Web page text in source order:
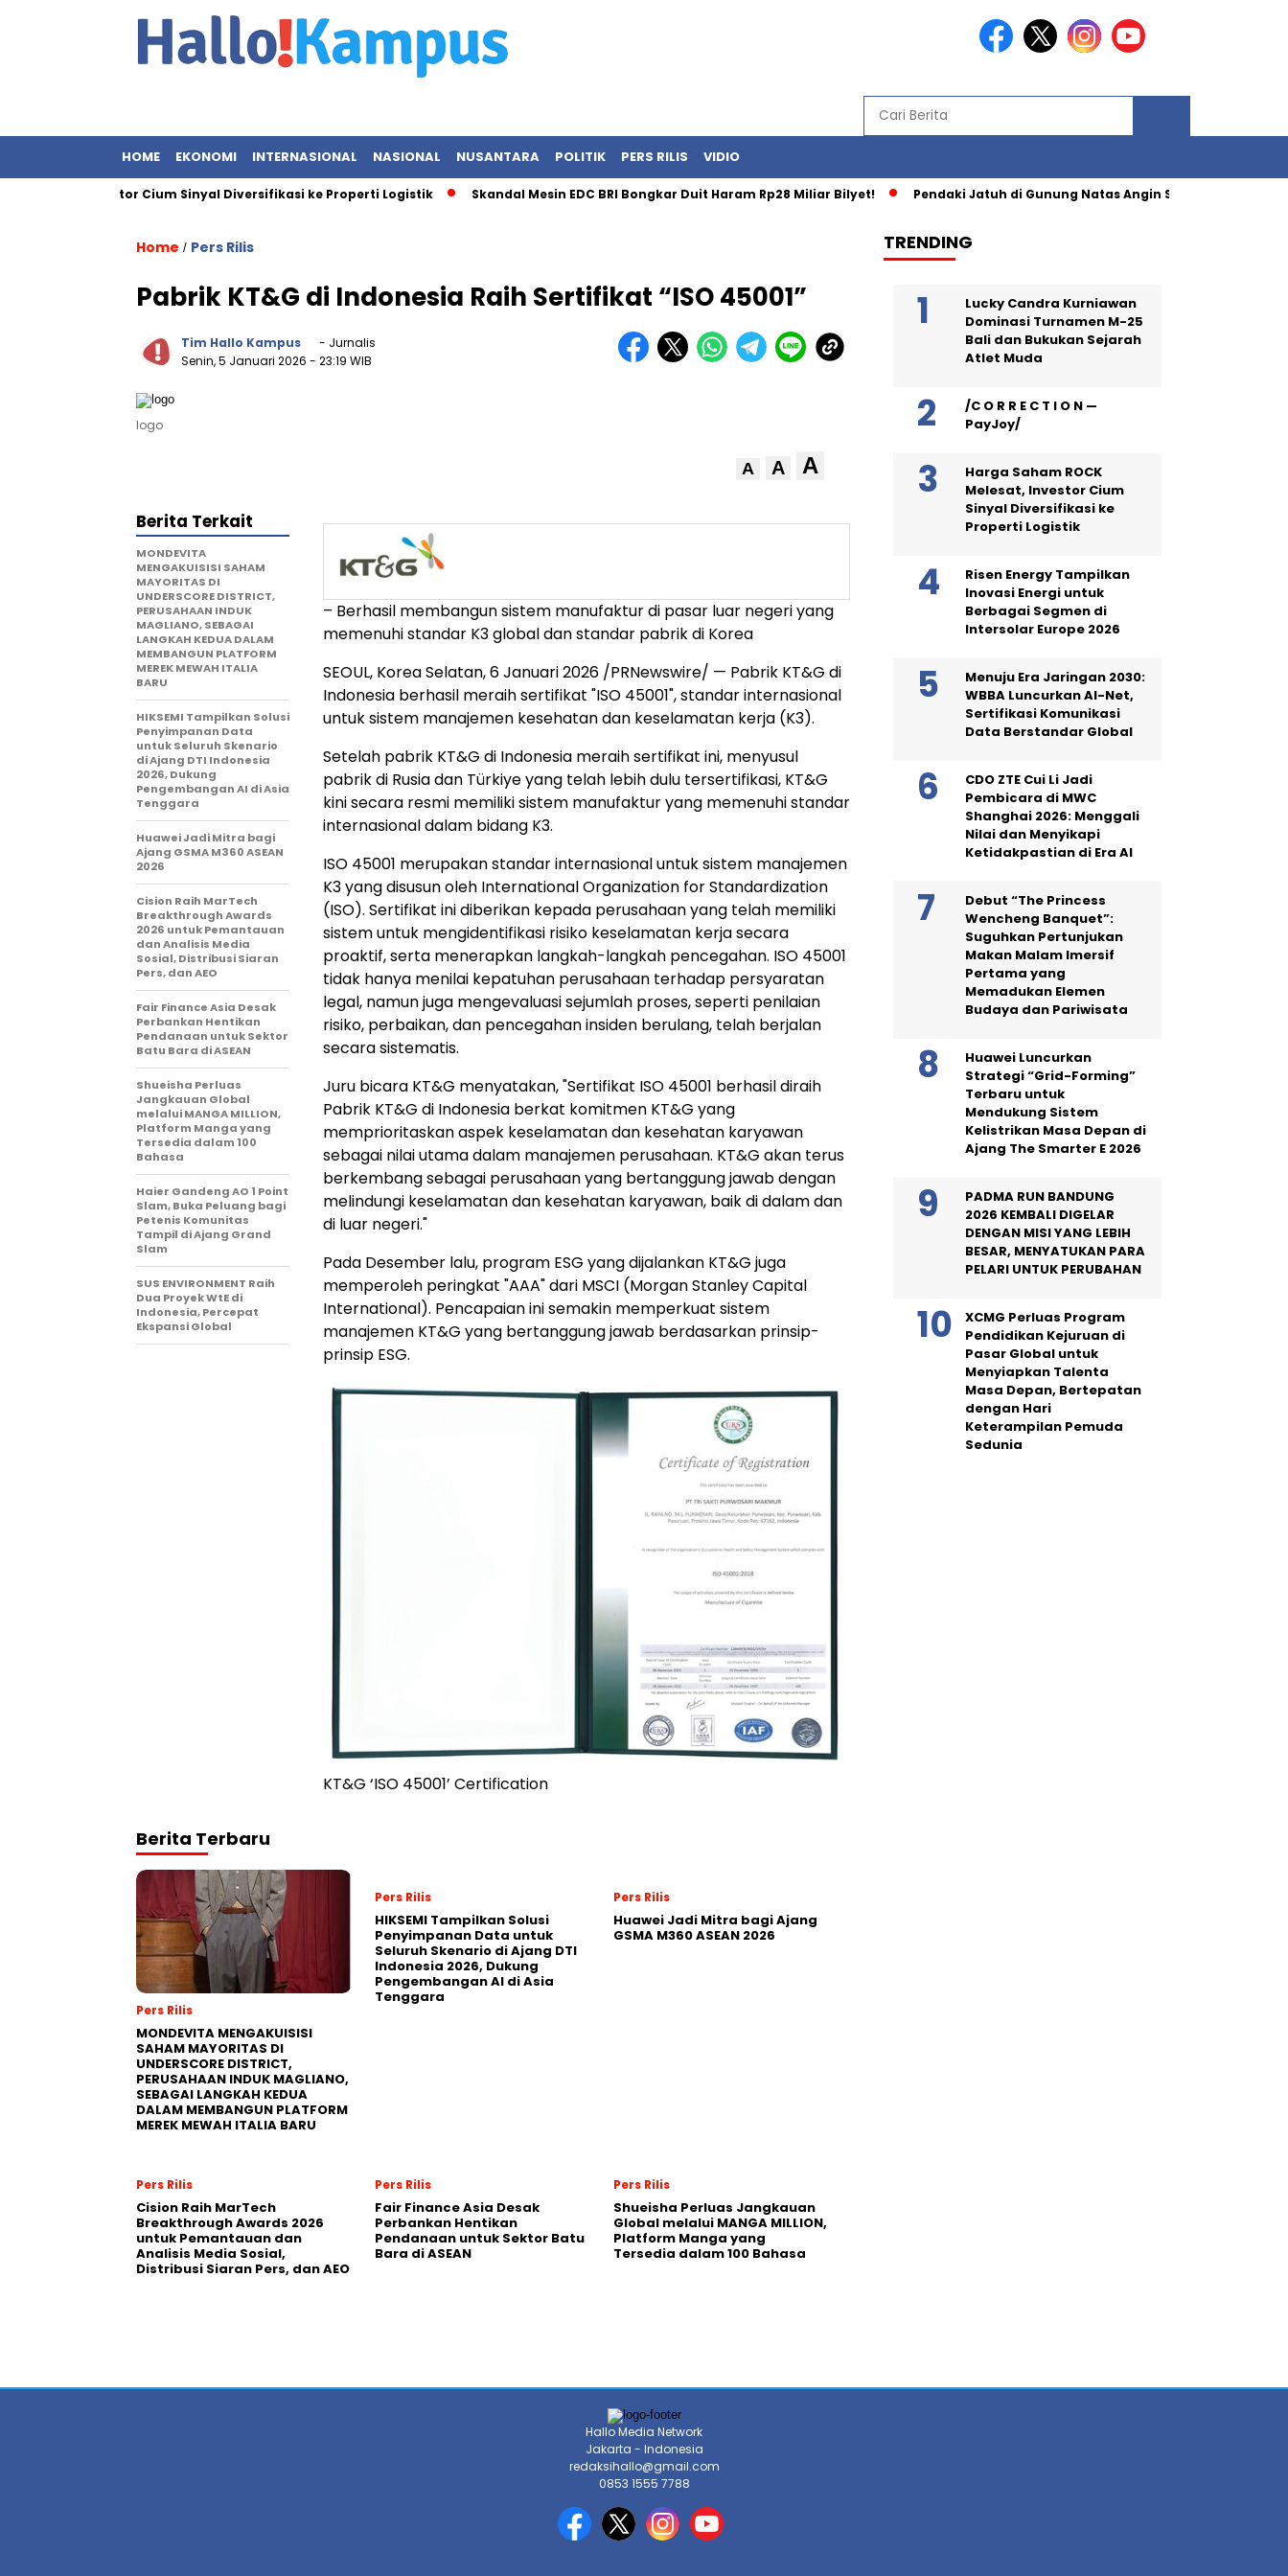
HOME EKONOMI INTERNASIONAL NASIONAL NUSANTARA POLITIK PERS RILIS VIDIO
Melesat, Investor Cium Sinyal Diversifikasi ke Properti Logistik Skandal Mesin EDC BRI Bongkar Duit Haram Rp28 Miliar Bilyet! Pendaki Jatuh di Gunung Natas Angin Saat Turun Lewat
Home / Pers Rilis
Pabrik KT&G di Indonesia Raih Sertifikat “ISO 45001”
Tim Hallo Kampus
- Jurnalis
Senin, 5 Januari 2026 - 23:19 WIB
logo
A A A
– Berhasil membangun sistem manufaktur di pasar luar negeri yang
memenuhi standar K3 global dan standar pabrik di Korea
SEOUL, KoreaSelatan,6 Januari 2026 /PRNewswire/ — Pabrik KT&G di
Indonesia berhasil meraih sertifikat "ISO 45001", standar internasional
untuk sistem manajemen kesehatan dan keselamatan kerja (K3).
Setelah pabrik KT&G di Indonesia meraih sertifikat ini, menyusul
pabrik di Rusia dan Türkiye yang telah lebih dulu tersertifikasi, KT&G
kini secara resmi memiliki sistem manufaktur yang memenuhi standar
internasional dalam bidang K3.
ISO 45001 merupakan standar internasional untuk sistem manajemen
K3 yang disusun oleh International Organization for Standardization
(ISO). Sertifikat ini diberikan kepada perusahaan yang telah memiliki
sistem untuk mengidentifikasi risiko keselamatan kerja secara
proaktif, serta menerapkan langkah-langkah pencegahan. ISO 45001
tidak hanya menilai kepatuhan perusahaan terhadap persyaratan
legal, namun juga mengevaluasi sejumlah proses, seperti penilaian
risiko, perbaikan, dan pencegahan insiden berulang, telah berjalan
secara sistematis.
Juru bicara KT&G menyatakan, "Sertifikat ISO 45001 berhasil diraih
Pabrik KT&G di Indonesia berkat komitmen KT&G yang
memprioritaskan aspek keselamatan dan kesehatan karyawan
sebagai nilai utama dalam manajemen perusahaan. KT&G akan terus
berkembang sebagai perusahaan yang bertanggung jawab dengan
melindungi keselamatan dan kesehatan karyawan, baik di dalam dan
di luar negeri."
Pada Desember lalu, program ESG yang dijalankan KT&G juga
memperoleh peringkat "AAA" dari MSCI (Morgan Stanley Capital
International). Pencapaian ini semakin memperkuat sistem
manajemen KT&G yang bertanggung jawab berdasarkan prinsip-
prinsip ESG.
KT&G ‘ISO 45001’ Certification
Berita Terkait
MONDEVITA
MENGAKUISISI SAHAM
MAYORITAS DI
UNDERSCORE DISTRICT,
PERUSAHAAN INDUK
MAGLIANO, SEBAGAI
LANGKAH KEDUA DALAM
MEMBANGUN PLATFORM
MEREK MEWAH ITALIA
BARU
HIKSEMI Tampilkan Solusi
Penyimpanan Data
untuk Seluruh Skenario
di Ajang DTI Indonesia
2026, Dukung
Pengembangan AI di Asia
Tenggara
Huawei Jadi Mitra bagi
Ajang GSMA M360 ASEAN
2026
Cision Raih MarTech
Breakthrough Awards
2026 untuk Pemantauan
dan Analisis Media
Sosial, Distribusi Siaran
Pers, dan AEO
Fair Finance Asia Desak
Perbankan Hentikan
Pendanaan untuk Sektor
Batu Bara di ASEAN
Shueisha Perluas
Jangkauan Global
melalui MANGA MILLION,
Platform Manga yang
Tersedia dalam 100
Bahasa
Haier Gandeng AO 1 Point
Slam, Buka Peluang bagi
Petenis Komunitas
Tampil di Ajang Grand
Slam
SUS ENVIRONMENT Raih
Dua Proyek WtE di
Indonesia, Percepat
Ekspansi Global
Berita Terbaru
Pers Rilis
MONDEVITA MENGAKUISISI
SAHAM MAYORITAS DI
UNDERSCORE DISTRICT,
PERUSAHAAN INDUK MAGLIANO,
SEBAGAI LANGKAH KEDUA
DALAM MEMBANGUN PLATFORM
MEREK MEWAH ITALIA BARU
Pers Rilis
HIKSEMI Tampilkan Solusi
Penyimpanan Data untuk
Seluruh Skenario di Ajang DTI
Indonesia 2026, Dukung
Pengembangan AI di Asia
Tenggara
Pers Rilis
Huawei Jadi Mitra bagi Ajang
GSMA M360 ASEAN 2026
Pers Rilis
Cision Raih MarTech
Breakthrough Awards 2026
untuk Pemantauan dan
Analisis Media Sosial,
Distribusi Siaran Pers, dan AEO
Pers Rilis
Fair Finance Asia Desak
Perbankan Hentikan
Pendanaan untuk Sektor Batu
Bara di ASEAN
Pers Rilis
Shueisha Perluas Jangkauan
Global melalui MANGA MILLION,
Platform Manga yang
Tersedia dalam 100 Bahasa
TRENDING
Lucky Candra Kurniawan
Dominasi Turnamen M-25
Bali dan Bukukan Sejarah
Atlet Muda
/C O R R E C T I O N —
PayJoy/
Harga Saham ROCK
Melesat, Investor Cium
Sinyal Diversifikasi ke
Properti Logistik
Risen Energy Tampilkan
Inovasi Energi untuk
Berbagai Segmen di
Intersolar Europe 2026
Menuju Era Jaringan 2030:
WBBA Luncurkan AI-Net,
Sertifikasi Komunikasi
Data Berstandar Global
CDO ZTE Cui Li Jadi
Pembicara di MWC
Shanghai 2026: Menggali
Nilai dan Menyikapi
Ketidakpastian di Era AI
Debut “The Princess
Wencheng Banquet”:
Suguhkan Pertunjukan
Makan Malam Imersif
Pertama yang
Memadukan Elemen
Budaya dan Pariwisata
Huawei Luncurkan
Strategi “Grid-Forming”
Terbaru untuk
Mendukung Sistem
Kelistrikan Masa Depan di
Ajang The Smarter E 2026
PADMA RUN BANDUNG
2026 KEMBALI DIGELAR
DENGAN MISI YANG LEBIH
BESAR, MENYATUKAN PARA
PELARI UNTUK PERUBAHAN
XCMG Perluas Program
Pendidikan Kejuruan di
Pasar Global untuk
Menyiapkan Talenta
Masa Depan, Bertepatan
dengan Hari
Keterampilan Pemuda
Sedunia
Hallo Media Network
Jakarta - Indonesia
redaksihallo@gmail.com
0853 1555 7788